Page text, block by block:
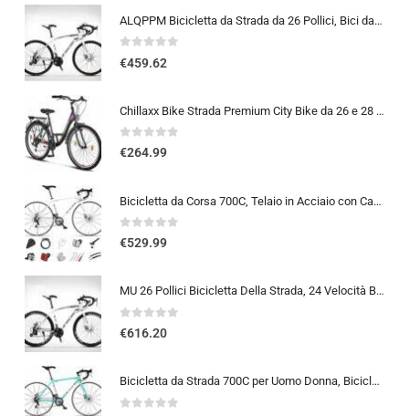
ALQPPM Bicicletta da Strada da 26 Pollici, Bici da 24 Velocità, Freno a Doppio Disco, Telaio in Acciaio ad Alto Tenore Di …
0out of 5
€459.62
Chillaxx Bike Strada Premium City Bike da 26 e 28 pollici, bicicletta per ragazze, ragazzi, uomini e donne, cambio a 21 ma…
0out of 5
€264.99
Bicicletta da Corsa 700C, Telaio in Acciaio con Cambio a 24/27/30 Marce, Bicicletta da Strada per Uomo Donna, Bici da Stra…
0out of 5
€529.99
MU 26 Pollici Bicicletta Della Strada, 24 Velocità Bici, Doppio Disco Freno, Acciaio Al Carbonio Telaio, Strada Biciclette…
0out of 5
€616.20
Bicicletta da Strada 700C per Uomo Donna, Bicicletta da Corsa con Freno a Disco 24/27/30 velocità, Telaio in Acciaio ad Al…